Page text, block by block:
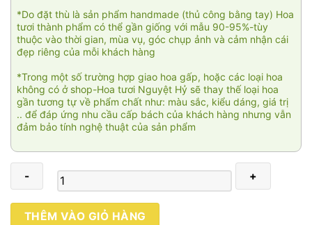
*Do đặt thù là sản phẩm handmade (thủ công bằng tay) Hoa
tươi thành phẩm có thể gần giống với mẫu 90-95%-tùy
thuộc vào thời gian, mùa vụ, góc chụp ảnh và cảm nhận cái
đẹp riêng của mỗi khách hàng
*Trong một số trường hợp giao hoa gấp, hoặc các loại hoa
không có ở shop-Hoa tươi Nguyệt Hỷ sẽ thay thế loại hoa
gần tương tự về phẩm chất như: màu sắc, kiểu dáng, giá trị
.. để đáp ứng nhu cầu cấp bách của khách hàng nhưng vẫn
đảm bảo tính nghệ thuật của sản phẩm
BảnTHÊM VÀO GIỎ HÀNG